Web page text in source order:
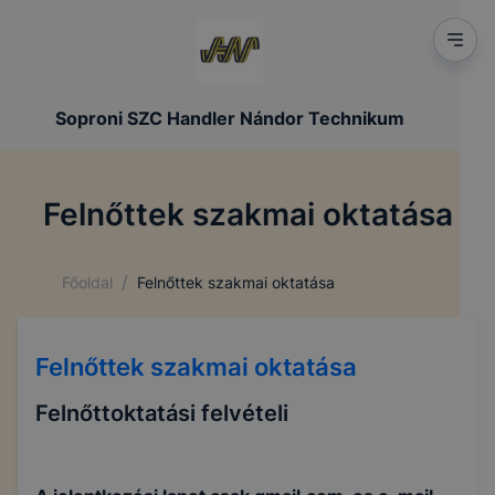
Soproni SZC Handler Nándor Technikum
Felnőttek szakmai oktatása
Főoldal / Felnőttek szakmai oktatása
Felnőttek szakmai oktatása
Felnőttoktatási felvételi